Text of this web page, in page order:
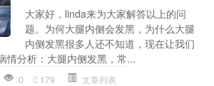
大家好，linda来为大家解答以上的问
题。为何大腿内侧会发黑，为什么大腿
内侧发黑很多人还不知道，现在让我们
情分析：大腿内侧发黑，常...
0 179 文章列表